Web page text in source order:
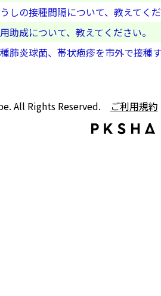
しの接種間隔について、教えてく
助成について、教えてください。
肺炎球菌、帯状疱疹を市外で接種
All Rights Reserved. ご利用規約